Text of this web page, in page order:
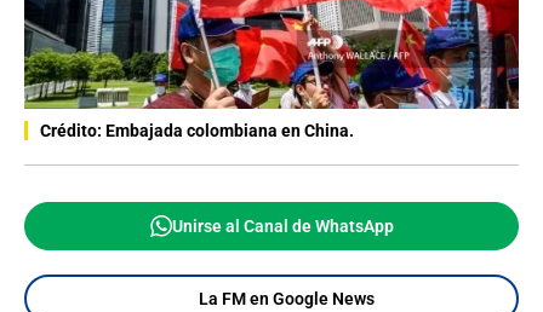
Crédito: Embajada colombiana en China.
Unirse al Canal de WhatsApp
La FM en Google News